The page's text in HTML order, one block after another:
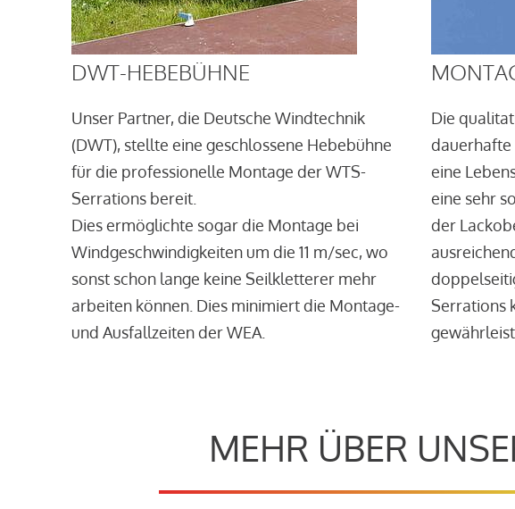
DWT-HEBEBÜHNE
Unser Partner, die Deutsche Windtechnik
(DWT), stellte eine geschlossene Hebebühne
für die professionelle Montage der WTS-
Serrations bereit.
Dies ermöglichte sogar die Montage bei
Windgeschwindigkeiten um die 11 m/sec, wo
sonst schon lange keine Seilkletterer mehr
arbeiten können. Dies minimiert die Montage-
und Ausfallzeiten der WEA.
Die
dauerhafte
eine
eine sehr
der
Serrations
MEHR ÜBER